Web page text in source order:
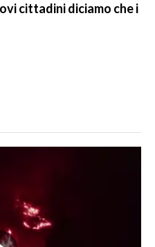
cittadini diciamo che i